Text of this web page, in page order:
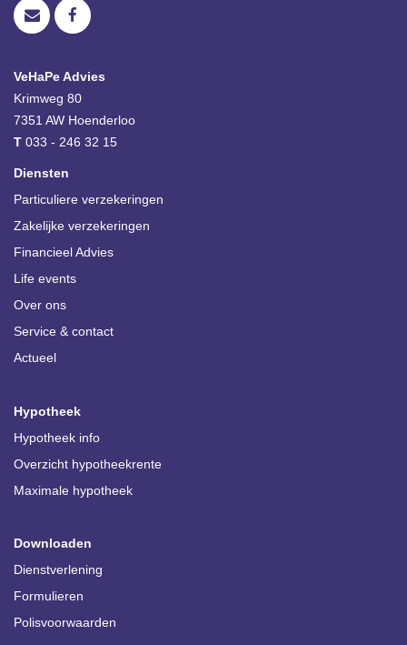
VeHaPe Advies
Krimweg 80
7351 AW Hoenderloo
T 033 - 246 32 15
Diensten
Particuliere verzekeringen
Zakelijke verzekeringen
Financieel Advies
Life events
Over ons
Service & contact
Actueel
Hypotheek
Hypotheek info
Overzicht hypotheekrente
Maximale hypotheek
Downloaden
Dienstverlening
Formulieren
Polisvoorwaarden